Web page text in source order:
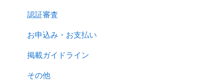
認証審査
お申込み・お支払い
掲載ガイドライン
その他